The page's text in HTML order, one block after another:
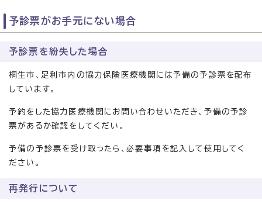
予診票がお手元にない場合
予診票を紛失した場合
桐生市、足利市内の協力保険医療機関には予備の予診票を配布
しています。
予約をした協力医療機関にお問い合わせいただき、予備の予診
票があるか確認をしてくだい。
予備の予診票を受け取ったら、必要事項を記入して使用してく
ださい。
再発行について